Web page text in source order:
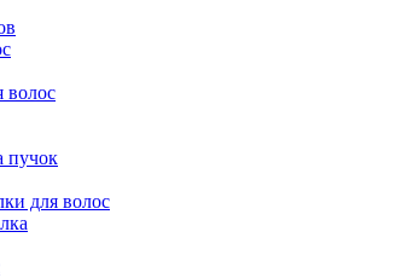
волос
пучок
для волос